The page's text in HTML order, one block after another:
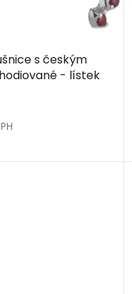
s českým
- lístek